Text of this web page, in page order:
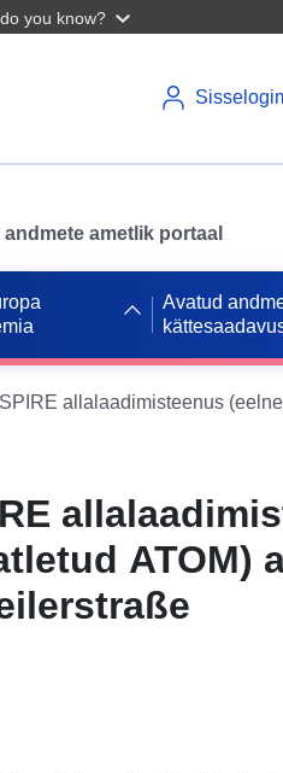
you know?
andmete ametlik portaal
Avatud
ATOM)